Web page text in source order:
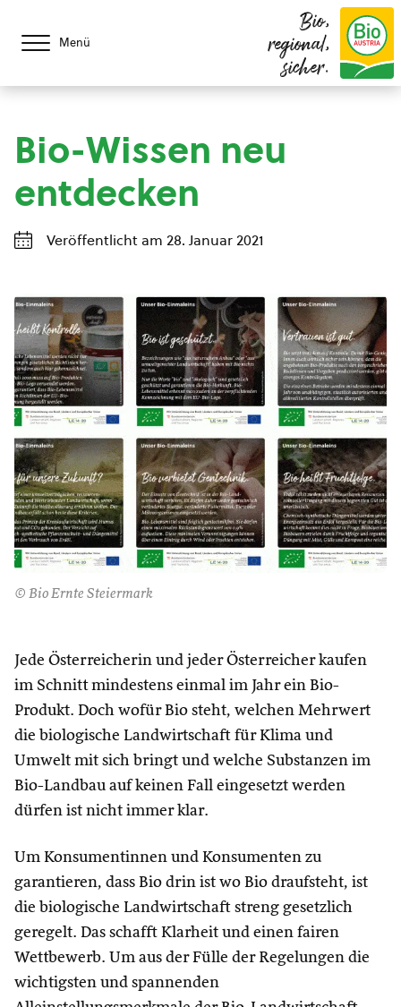
Menü
Bio,
regional,
sicher.
Bio-Wissen neu
entdecken
Veröffentlicht am 28. Januar 2021
© Bio Ernte Steiermark
Jede Österreicherin und jeder Österreicher kaufen
im Schnitt mindestens einmal im Jahr ein Bio-
Produkt. Doch wofür Bio steht, welchen Mehrwert
die biologische Landwirtschaft für Klima und
Umwelt mit sich bringt und welche Substanzen im
Bio-Landbau auf keinen Fall eingesetzt werden
dürfen ist nicht immer klar.
Um Konsumentinnen und Konsumenten zu
garantieren, dass Bio drin ist wo Bio draufsteht, ist
die biologische Landwirtschaft streng gesetzlich
geregelt. Das schafft Klarheit und einen fairen
Wettbewerb. Um aus der Fülle der Regelungen die
wichtigsten und spannenden